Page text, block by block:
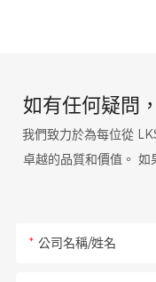
如有任何疑問
我們致力於為每位從
卓越的品質和價值。
公司名稱/姓名